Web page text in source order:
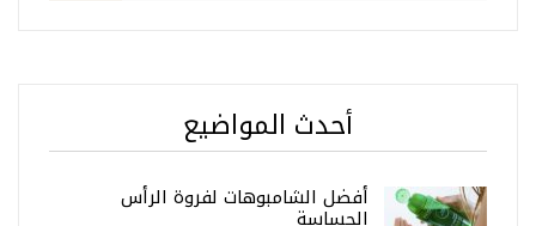
أحدث المواضيع
أفضل الشامبوهات لفروة الرأس
الحساسة